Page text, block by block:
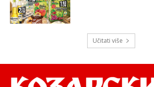
Učitati više